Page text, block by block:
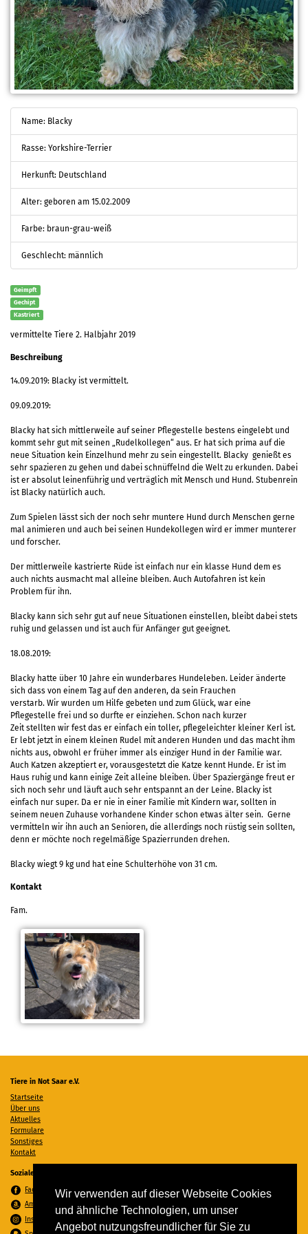
Wir verwenden auf dieser Webseite Cookies
und ähnliche Technologien, um unser
Angebot nutzungsfreundlicher für Sie zu
Name: Blacky
Rasse: Yorkshire-Terrier
Herkunft: Deutschland
Alter: geboren am 15.02.2009
Farbe: braun-grau-weiß
Geschlecht: männlich
Geimpft
Gechipt
Kastriert
vermittelte Tiere 2. Halbjahr 2019
Beschreibung
14.09.2019: Blacky ist vermittelt.
09.09.2019:
Blacky hat sich mittlerweile auf seiner Pflegestelle bestens eingelebt und
kommt sehr gut mit seinen „Rudelkollegen“ aus. Er hat sich prima auf die
neue Situation kein Einzelhund mehr zu sein eingestellt. Blacky genießt es
sehr spazieren zu gehen und dabei schnüffelnd die Welt zu erkunden. Dabei
ist er absolut leinenführig und verträglich mit Mensch und Hund. Stubenrein
ist Blacky natürlich auch.
Zum Spielen lässt sich der noch sehr muntere Hund durch Menschen gerne
mal animieren und auch bei seinen Hundekollegen wird er immer munterer
und forscher.
Der mittlerweile kastrierte Rüde ist einfach nur ein klasse Hund dem es
auch nichts ausmacht mal alleine bleiben. Auch Autofahren ist kein
Problem für ihn.
Blacky kann sich sehr gut auf neue Situationen einstellen, bleibt dabei stets
ruhig und gelassen und ist auch für Anfänger gut geeignet.
18.08.2019:
Blacky hatte über 10 Jahre ein wunderbares Hundeleben. Leider änderte
sich dass von einem Tag auf den anderen, da sein Frauchen
verstarb. Wir wurden um Hilfe gebeten und zum Glück, war eine
Pflegestelle frei und so durfte er einziehen. Schon nach kurzer
Zeit stellten wir fest das er einfach ein toller, pflegeleichter kleiner Kerl ist.
Er lebt jetzt in einem kleinen Rudel mit anderen Hunden und das macht ihm
nichts aus, obwohl er früher immer als einziger Hund in der Familie war.
Auch Katzen akzeptiert er, vorausgestetzt die Katze kennt Hunde. Er ist im
Haus ruhig und kann einige Zeit alleine bleiben. Über Spaziergänge freut er
sich noch sehr und läuft auch sehr entspannt an der Leine. Blacky ist
einfach nur super. Da er nie in einer Familie mit Kindern war, sollten in
seinem neuen Zuhause vorhandene Kinder schon etwas älter sein. Gerne
vermitteln wir ihn auch an Senioren, die allerdings noch rüstig sein sollten,
denn er möchte noch regelmäßige Spazierrunden drehen.
Blacky wiegt 9 kg und hat eine Schulterhöhe von 31 cm.
Kontakt
Fam.
Tiere in Not Saar e.V.
Startseite
Über uns
Aktuelles
Formulare
Sonstiges
Kontakt
Soziale Medien
Facebook
Amazon Wunschzettel
Instagram